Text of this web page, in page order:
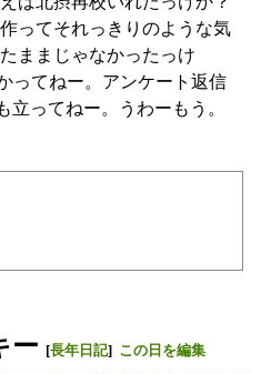
ってそれっきりのような気
ままじゃなかったっけ
てねー。アンケート返信
立ってねー。うわーもう。
ー [長年日記] この日を編集